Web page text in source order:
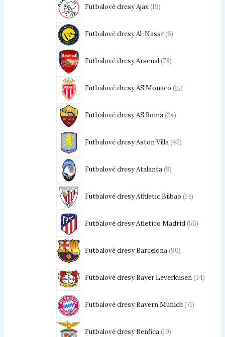
Futbalové dresy Ajax 19
Futbalové dresy Al-Nassr 6
Futbalové dresy Arsenal 78
Futbalové dresy AS Monaco 15
Futbalové dresy AS Roma 24
Futbalové dresy Aston Villa 45
Futbalové dresy Atalanta 9
Futbalové dresy Athletic Bilbao 14
Futbalové dresy Atletico Madrid 56
Futbalové dresy Barcelona 90
Futbalové dresy Bayer Leverkusen 34
Futbalové dresy Bayern Munich 71
Futbalové dresy Benfica 19